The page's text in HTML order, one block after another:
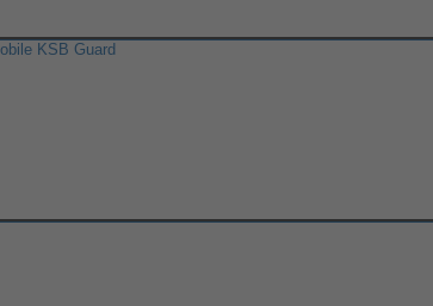
KSB Guard